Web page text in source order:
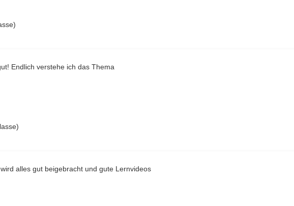
Endlich verstehe ich das Thema
alles gut beigebracht und gute Lernvideos